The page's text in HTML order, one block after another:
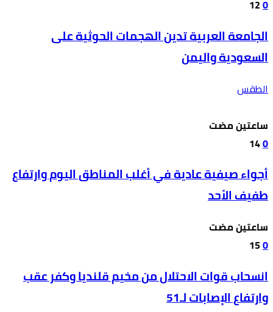
0
12
الجامعة العربية تدين الهجمات الحوثية على
السعودية واليمن
الطقس
‫‫‫‏‫ساعتين مضت‬
0
14
أجواء صيفية عادية في أغلب المناطق اليوم وارتفاع
طفيف الأحد
‫‫‫‏‫ساعتين مضت‬
0
15
انسحاب قوات الاحتلال من مخيم قلنديا وكفر عقب
وارتفاع الإصابات لـ51